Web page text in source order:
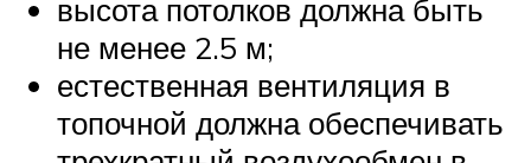
высота потолков должна быть
не менее 2.5 м;
естественная вентиляция в
топочной должна обеспечивать